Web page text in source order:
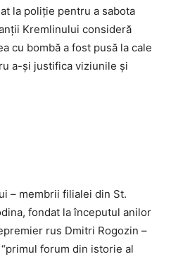
la poliţie pentru a sabota
Kremlinului consideră
cu bombă a fost pusă la cale
a-şi justifica viziunile şi
– membrii filialei din St.
fondat la începutul anilor
rus Dmitri Rogozin –
forum din istorie al